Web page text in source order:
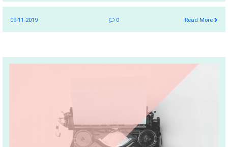
09-11-2019 0 Read More